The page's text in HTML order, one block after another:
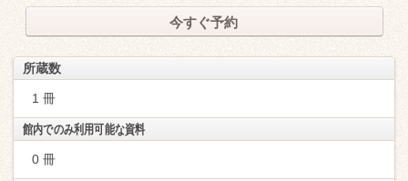
今すぐ予約
所蔵数
1 冊
館内でのみ利用可能な資料
0 冊